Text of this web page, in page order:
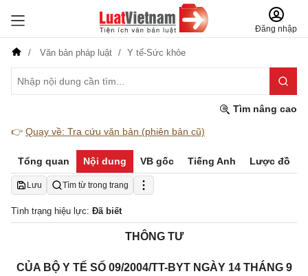
Đăng nhập
Văn bản pháp luật Y tế-Sức khỏe
Tìm nâng cao
👉 Quay về: Tra cứu văn bản (phiên bản cũ)
Tổng quan Nội dung VB gốc Tiếng Anh Lược đồ
Lưu Tìm từ trong trang
Tình trạng hiệu lực: Đã biết
THÔNG TƯ
CỦA BỘ Y TẾ SỐ 09/2004/TT-BYT NGÀY 14 THÁNG 9